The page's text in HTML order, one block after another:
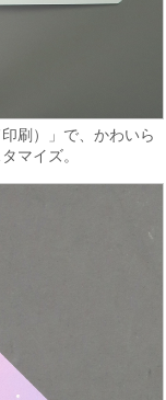
刷）」で、かわいら
マイズ。